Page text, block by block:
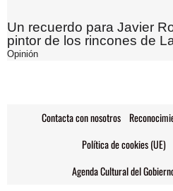
Un recuerdo para Javier
pintor de los rincones de
Opinión
Contacta con nosotros
Política de cookies (UE)
Agenda Cultural del